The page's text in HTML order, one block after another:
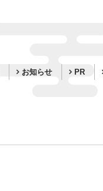
お知らせ PR